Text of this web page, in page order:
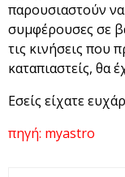
παρουσιαστούν
συμφέρουσες σε
τις κινήσεις που
καταπιαστείς, θα
Εσείς είχατε
πηγή: myastro